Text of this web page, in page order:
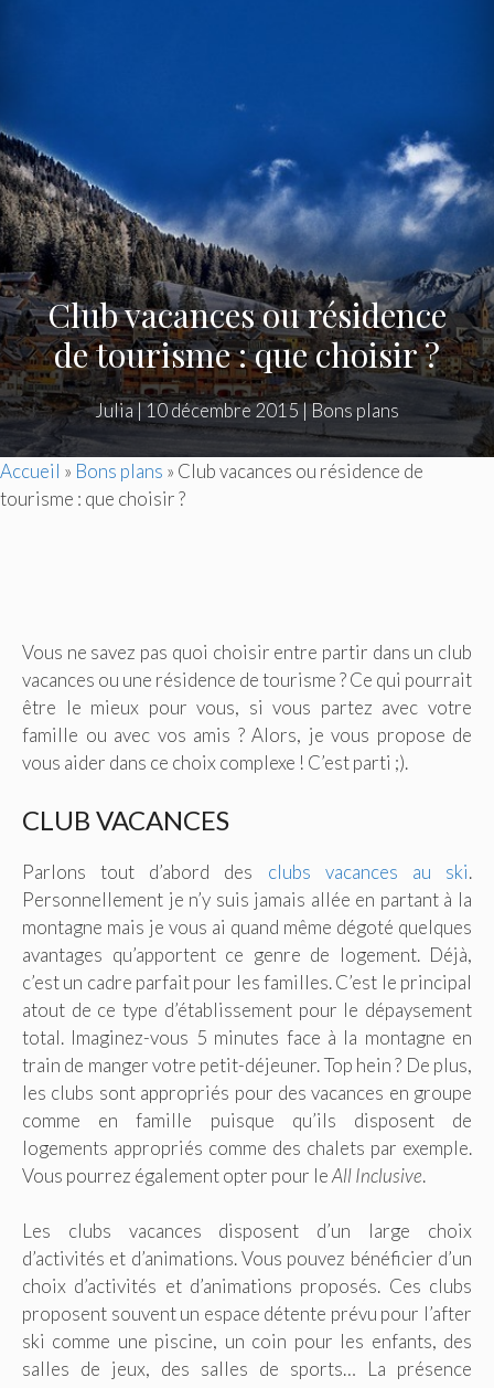
Club vacances ou résidence
de tourisme : que choisir ?
Julia|10 décembre 2015|Bons plans
Accueil » Bons plans » Club vacances ou résidence de
tourisme : que choisir ?
Vous ne savez pas quoi choisir entre partir dans un club
vacances ou une résidence de tourisme ? Ce qui pourrait
être le mieux pour vous, si vous partez avec votre
famille ou avec vos amis ? Alors, je vous propose de
vous aider dans ce choix complexe ! C’est parti ;).
CLUB VACANCES
Parlons tout d’abord des clubs vacances au ski.
Personnellement je n’y suis jamais allée en partant à la
montagne mais je vous ai quand même dégoté quelques
avantages qu’apportent ce genre de logement. Déjà,
c’est un cadre parfait pour les familles. C’est le principal
atout de ce type d’établissement pour le dépaysement
total. Imaginez-vous 5 minutes face à la montagne en
train de manger votre petit-déjeuner. Top hein ? De plus,
les clubs sont appropriés pour des vacances en groupe
comme en famille puisque qu’ils disposent de
logements appropriés comme des chalets par exemple.
Vous pourrez également opter pour leAll Inclusive.
Les clubs vacances disposent d’un large choix
d’activités et d’animations. Vous pouvez bénéficier d’un
choix d’activités et d’animations proposés. Ces clubs
proposent souvent un espace détente prévu pour l’after
ski comme une piscine, un coin pour les enfants, des
salles de jeux, des salles de sports… La présence